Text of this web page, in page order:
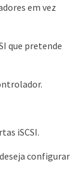
em vez
que pretende
iSCSI.
configurar